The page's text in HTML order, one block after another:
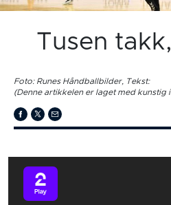
Tusen
Foto: Runes Håndballbilder, Tekst:
(Denne artikkelen er laget med kunstig